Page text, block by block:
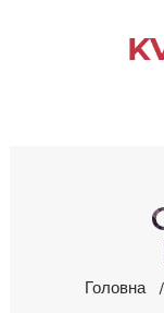
Головна
ПРО